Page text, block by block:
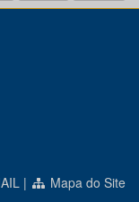
| Mapa do Site